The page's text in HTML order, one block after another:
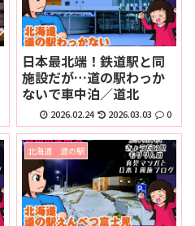
日本最北端！鉄道駅と同
施設だが…道の駅わっか
ないで車中泊／道北
2026.02.24 2026.03.03 0
北海道 道の駅